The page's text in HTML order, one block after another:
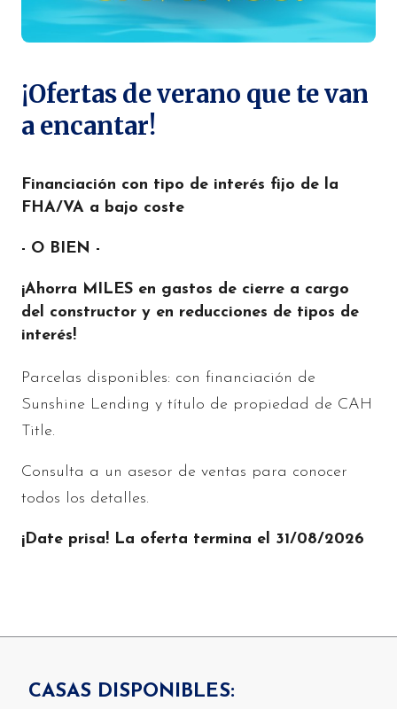
¡Ofertas de verano que te van
a encantar!
Financiación con tipo de interés fijo de la
FHA/VA a bajo coste
- O BIEN -
¡Ahorra MILES en gastos de cierre a cargo
del constructor y en reducciones de tipos de
interés!
Parcelas disponibles: con financiación de
Sunshine Lending y título de propiedad de CAH
Title.
Consulta a un asesor de ventas para conocer
todos los detalles.
¡Date prisa! La oferta termina el 31/08/2026
CASAS DISPONIBLES: